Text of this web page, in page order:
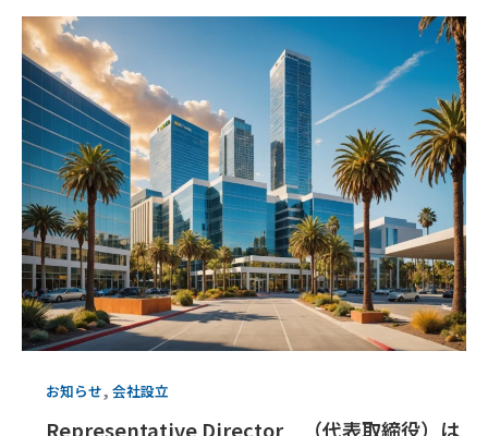
お知らせ, 会社設立
Representative Director （代表取締役）は